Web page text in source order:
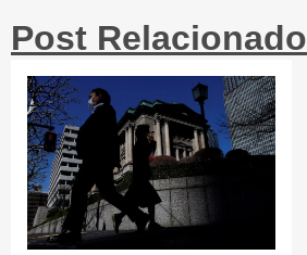
Post Relacionado